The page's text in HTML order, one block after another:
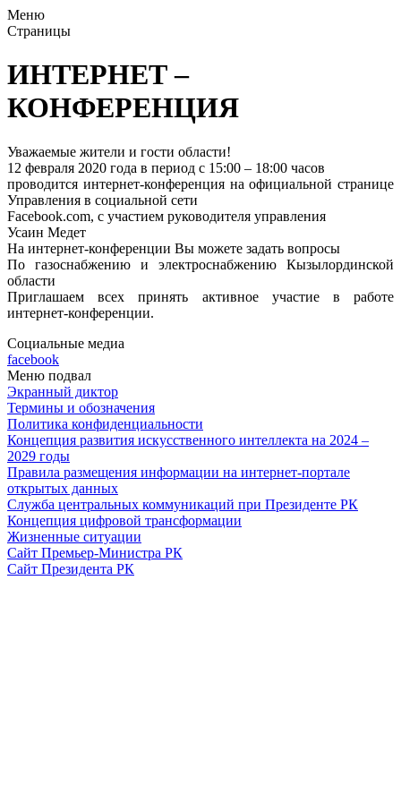
Меню
Страницы
ИНТЕРНЕТ –
КОНФЕРЕНЦИЯ
Уважаемые жители и гости области!
12 февраля 2020 года в период с 15:00 – 18:00 часов
проводится интернет-конференция на официальной странице
Управления в социальной сети
Facebook.com, с участием руководителя управления
Усаин Медет
На интернет-конференции Вы можете задать вопросы
По газоснабжению и электроснабжению Кызылординской
области
Приглашаем всех принять активное участие в работе
интернет-конференции.
Социальные медиа
facebook
Меню подвал
Экранный диктор
Термины и обозначения
Политика конфиденциальности
Концепция развития искусственного интеллекта на 2024 –
2029 годы
Правила размещения информации на интернет-портале
открытых данных
Служба центральных коммуникаций при Президенте РК
Концепция цифровой трансформации
Жизненные ситуации
Сайт Премьер-Министра РК
Сайт Президента РК